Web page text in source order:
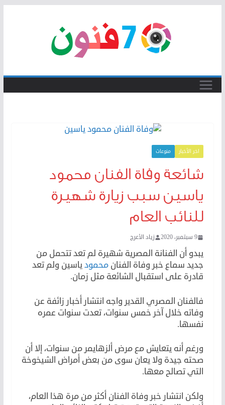
اخر الأخبار منوعات
شائعة وفاة الفنان محمود
ياسين سبب زيارة شهيرة
للنائب العام
9 سبتمبر، 2020 زياد الأعرج
يبدو أن الفنانة المصرية شهيرة لم تعد تتحمل من
جديد سماع خبر وفاة الفنان محمودياسين ولم تعد
قادرة على استقبال الشائعة مثل زمان.
فالفنان المصري القدير واجه انتشار أخبار زائفة عن
وفاته خلال آخر خمس سنوات، تعدت سنوات عمره
نفسها.
ورغم أنه يتعايش مع مرض ألزهايمر من سنوات، إلا أن
صحته جيدة ولا يعان سوى من بعض أمراض الشيخوخة
التي تصالح معها.
ولكن انتشار خبر وفاة الفنان أكثر من مرة هذا العام،